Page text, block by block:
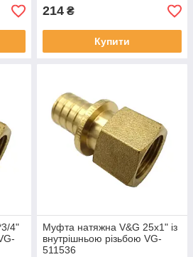
214 ₴
Купити
4"
Муфта натяжна V&G 25x1" із
внутрішньою різьбою VG-
511536